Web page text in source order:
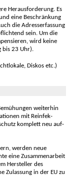
Heraus­forderung. Es
eine Beschränkung
die Adress­erfassung
sein. Um die
wird keine
bis 23 Uhr).
Dis­kos etc.)
weiter­hin
mit Re­infek­
kom­plett neu auf­
werden neue
eine Zusammen­arbeit
Her­steller des
Zu­lassung in der EU zu